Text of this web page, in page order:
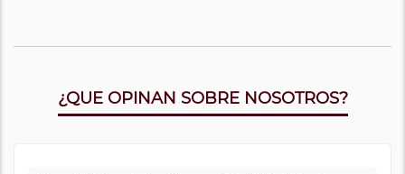
¿QUE OPINAN SOBRE NOSOTROS?